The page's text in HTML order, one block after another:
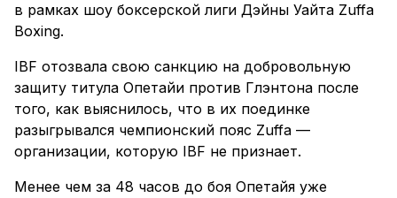
в рамках шоу боксерской лиги Дэйны Уайта Zuffa
Boxing.
IBF отозвала свою санкцию на добровольную
защиту титула Опетайи против Глэнтона после
того, как выяснилось, что в их поединке
разыгрывался чемпионский пояс Zuffa —
организации, которую IBF не признает.
Менее чем за 48 часов до боя Опетайя уже